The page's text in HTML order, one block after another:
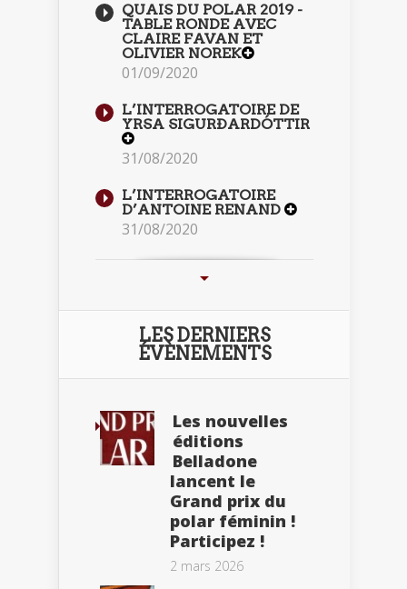
QUAIS DU POLAR 2019 -
TABLE RONDE AVEC
CLAIRE FAVAN ET
OLIVIER NOREK
01/09/2020
L’INTERROGATOIRE DE
YRSA SIGURÐARDÓTTIR
31/08/2020
L’INTERROGATOIRE
D’ANTOINE RENAND
31/08/2020
LES DERNIERS
ÉVÈNEMENTS
Les nouvelles
éditions
Belladone
lancent le
Grand prix du
polar féminin !
Participez !
2 mars 2026